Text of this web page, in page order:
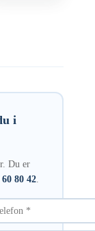
i
Du er
60 80 42.